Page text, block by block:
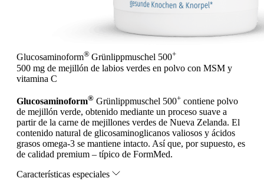
Glucosaminoform® Grünlippmuschel 500+
500 mg de mejillón de labios verdes en polvo con MSM y
vitamina C
Glucosaminoform® Grünlippmuschel 500+ contiene polvo
de mejillón verde, obtenido mediante un proceso suave a
partir de la carne de mejillones verdes de Nueva Zelanda. El
contenido natural de glicosaminoglicanos valiosos y ácidos
grasos omega-3 se mantiene intacto. Así que, por supuesto, es
de calidad premium – típico de FormMed.
Características especiales